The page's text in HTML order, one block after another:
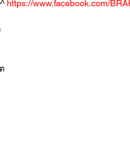
https://www.facebook.com/